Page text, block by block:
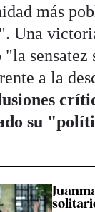
más
Una
"la
a la
su